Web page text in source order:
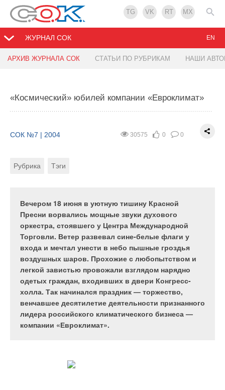
TG VK RT MX
ЖУРНАЛ СОК
АРХИВ ЖУРНАЛА СОК СТАТЬИ ПО РУБРИКАМ НАШИ
EN
«Космический» юбилей компании «Евроклимат»
30575 0 0
СОК №7 | 2004
Рубрика Тэги
Вечером 18 июня в уютную тишину Красной
Пресни ворвались мощные звуки духового
оркестра, стоявшего у Центра Международной
Торговли. Ветер развевал сине-белые флаги у
входа и мечтал унести в небо пышные гроздья
воздушных шаров. Прохожие с любопытством и
легкой завистью провожали взглядом нарядно
одетых граждан, входивших в двери Конгресс-
холла. Так начинался праздник — торжество,
венчавшее десятилетие деятельности признанного
лидера российского климатического бизнеса —
компании «Евроклимат».
31549 0 0
СОК №7 | 2004
«Вода: Экология и технология. Экватэк-2004». Эта
выставка лидирует среди аналогичных
мероприятий в России и странах СНГ. В ней
приняли участие более 380 российских и
зарубежных фирм из 25 стран, которые привезли
в Москву свои новейшие разработки
оборудование, технологии и ноу-хау для
совершенствования водопользования. Одним из
основных вопросов выставки стало
энергоресурсосбережение.
Оформить подписку
Отправить ссылку другу
Журнал С.О.К. № ,
BAXI. Продукция для мирового рынка.
RAUBASIC press от REHAU — трубопроводная система
для водоснабжения и отопления
VRV-House — система, работающая при низких